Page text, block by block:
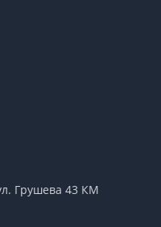
Грушева 43 КМ